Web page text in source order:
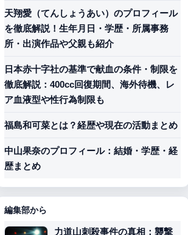
天翔愛（てんしょうあい）のプロフィール
を徹底解説！生年月日・学歴・所属事務
所・出演作品や父親も紹介
日本赤十字社の基準で献血の条件・制限を
徹底解説：400cc回復期間、海外待機、レ
ア血液型や性行為制限も
福島和可菜とは？経歴や現在の活動まとめ
中山果奈のプロフィール：結婚・学歴・経
歴まとめ
編集部から
力道山刺殺事件の真相：襲撃